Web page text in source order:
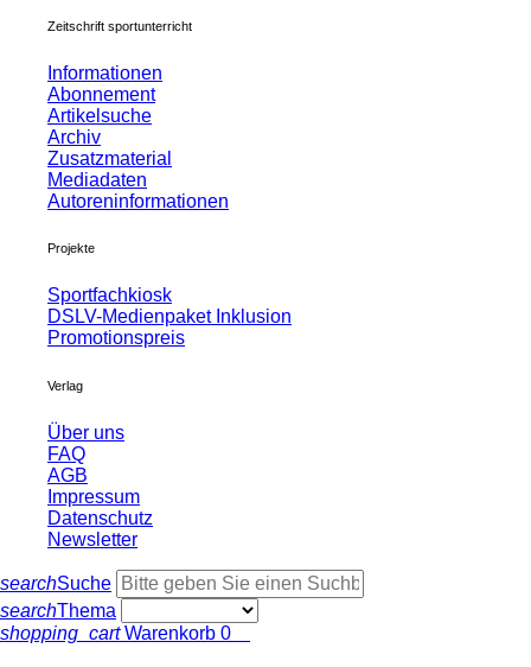
Zeitschrift sportunterricht
Informationen
Abonnement
Artikelsuche
Archiv
Zusatzmaterial
Mediadaten
Autoreninformationen
Projekte
Sportfachkiosk
DSLV-Medienpaket Inklusion
Promotionspreis
Verlag
Über uns
FAQ
AGB
Impressum
Datenschutz
Newsletter
searchSuche
searchThema
shopping_cartWarenkorb 0